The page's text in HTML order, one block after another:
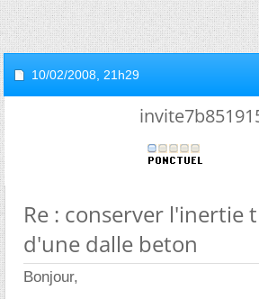
10/02/2008, 21h29
Re : conserver l'inertie
d'une dalle beton
Bonjour,